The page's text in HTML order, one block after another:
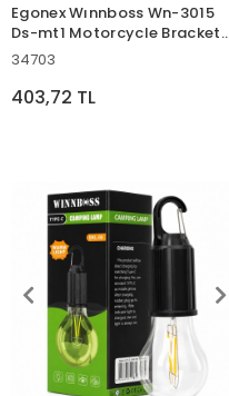
Egonex Wınnboss Wn-3015
Ds-mt1 Motorcycle Bracket(
Motorsiklet ) Telefon Tutucu
34703
403,72 TL